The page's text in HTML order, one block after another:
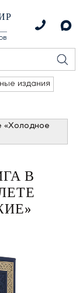
издания
«Холодное
В